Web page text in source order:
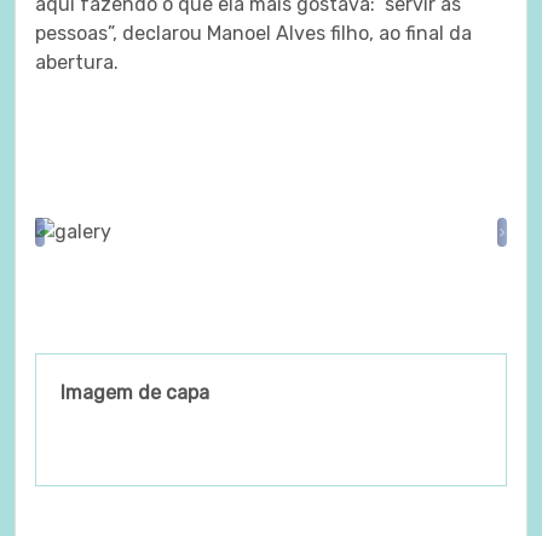
pessoas”, declarou Manoel Alves filho, ao final da
abertura.
Previous
Imagem de capa